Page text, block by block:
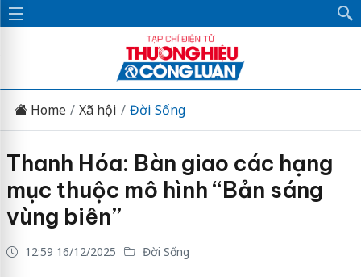
Home Xã hội Đời Sống
Thanh Hóa: Bàn giao các hạng
mục thuộc mô hình “Bản sáng
vùng biên”
12:59 16/12/2025 Đời Sống